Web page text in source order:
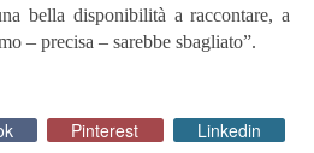
bella disponibilità a raccontare, a
– precisa – sarebbe sbagliato”.
Pinterest
Linkedin